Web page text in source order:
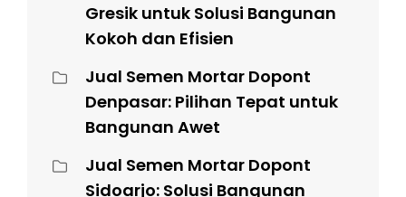
Gresik untuk Solusi Bangunan
Kokoh dan Efisien
Jual Semen Mortar Dopont
Denpasar: Pilihan Tepat untuk
Bangunan Awet
Jual Semen Mortar Dopont
Sidoarjo: Solusi Bangunan